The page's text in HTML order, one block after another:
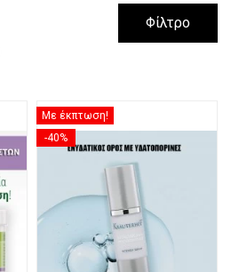
Φίλτρο
Με έκπτωση!
-40%